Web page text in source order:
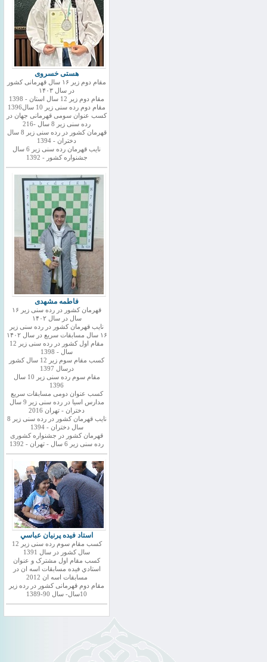
هستی خسروی
مقام دوم زیر ۱۶ سال قهرمانی کشور
در سال ۱۴۰۳
مقام دوم زیر 12 سال استان - 1398
مقام دوم رده سنی زیر 10 سال1396
کسب عنوان سومی قهرمانی جهان در
رده سنی زیر 8 سال -216
قهرمان کشور در رده سنی زیر 8 سال
دختران - 1394
نایب قهرمان رده سنی زیر 6 سال
جشنواره کشور - 1392
فاطمه مشهدی
قهرمان کشور در رده سنی زیر ۱۶
سال در سال ۱۴۰۲
نایب قهرمان کشور در رده سنی زیر
۱۶ سال مسابقات سریع در سال ۱۴۰۲
مقام اول کشور در رده سنی زیر 12
سال - 1398
کسب مقام سوم زیر 12 سال کشور
درسال 1397
مقام سوم رده سنی زیر 10 سال
1396
کسب عنوان دومی مسابقات سریع
مدارس اسیا در رده سنی زیر 9 سال
دختران - تهران 2016
نایب قهرمان کشور در رده سنی زیر 8
سال دختران - 1394
قهرمان کشور در جشنواره کشوری
رده سنی زیر 6 سال - تهران - 1392
استاد فيده پرنيان عباسي
کسب مقام سوم رده سنی زیر 12
سال کشور در سال 1391
کسب مقام اول مشترک و عنوان
استادي فيده مسابقات اسه ان در
مسابقات اسه ان 2012
مقام دوم قهرمانی کشور در رده زیر
10سال- سال 90-1389